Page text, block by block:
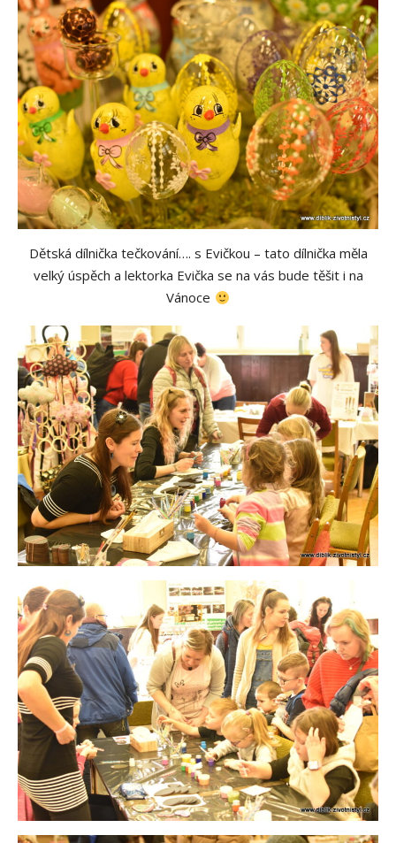
Dětská dílnička tečkování…. s Evičkou – tato dílnička měla
velký úspěch a lektorka Evička se na vás bude těšit i na
Vánoce